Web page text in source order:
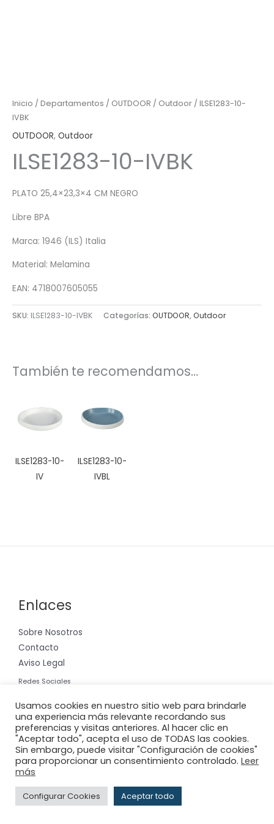
Inicio / Departamentos / OUTDOOR / Outdoor / ILSE1283-10-
IVBK
OUTDOOR, Outdoor
ILSE1283-10-IVBK
PLATO 25,4×23,3×4 CM NEGRO
Libre BPA
Marca: 1946 (ILS) Italia
Material: Melamina
EAN: 4718007605055
SKU: ILSE1283-10-IVBK Categorías: OUTDOOR,Outdoor
También te recomendamos…
ILSE1283-10-
IV
ILSE1283-10-
IVBL
Enlaces
Sobre Nosotros
Contacto
Aviso Legal
Redes Sociales
Powered byAdderit S.L.
Usamos cookies en nuestro sitio web para brindarle
una experiencia más relevante recordando sus
preferencias y visitas anteriores. Al hacer clic en
"Aceptar todo", acepta el uso de TODAS las cookies.
Sin embargo, puede visitar "Configuración de cookies"
para proporcionar un consentimiento controlado. Leer
más
Configurar Cookies Aceptar todo